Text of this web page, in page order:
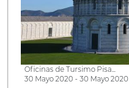
Oficinas de Tursimo Pisa...
30 Mayo 2020 - 30 Mayo 2020